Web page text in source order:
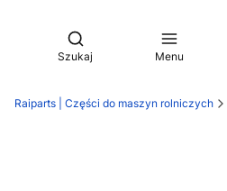
Otwórz wyszukiwarkę
Szukaj Menu
Raiparts | Części do maszyn rolniczych